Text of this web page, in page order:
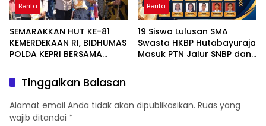
Berita
SEMARAKKAN HUT KE-81
KEMERDEKAAN RI, BIDHUMAS
POLDA KEPRI BERSAMA
RATUSAN BENDERA MERAH
PUTIH DAN BANTUAN SOSIAL
Berita
19 Siswa Lulusan SMA
Swasta HKBP Hutabayuraja
Masuk PTN Jalur SNBP dan
Tinggalkan Balasan
Alamat email Anda tidak akan dipublikasikan. Ruas yang
wajib ditandai *